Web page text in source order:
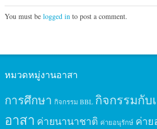
You must be logged into post a comment.
หมวดหมู่งานอาสา
การศึกษา กิจกรรม BBL กิจกรรมกับ
อาสา ค่ายนานาชาติ ค่ายอนุรักษ์ ค่าย